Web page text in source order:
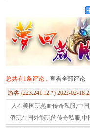
总共有1条评论， 查看全部评论
游客 (223.241.12.*) 2022-02-18
人在美国玩热血传奇私服,中
侨玩在国外能玩的传奇私服,